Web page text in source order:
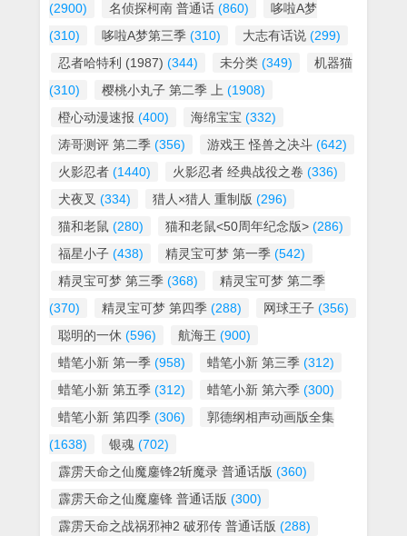
(2900)
名侦探柯南 普通话 (860)
哆啦A梦
(310)
哆啦A梦第三季 (310) 大志有话说 (299)
忍者哈特利 (1987) (344) 未分类 (349)
机器猫
(310)
樱桃小丸子 第二季 上 (1908)
橙心动漫速报 (400) 海绵宝宝 (332)
涛哥测评 第二季 (356) 游戏王 怪兽之决斗 (642)
火影忍者 (1440) 火影忍者 经典战役之卷 (336)
犬夜叉 (334) 猎人×猎人 重制版 (296)
猫和老鼠 (280) 猫和老鼠<50周年纪念版> (286)
福星小子 (438) 精灵宝可梦 第一季 (542)
精灵宝可梦 第三季 (368)
精灵宝可梦 第二季
(370)
精灵宝可梦 第四季 (288) 网球王子 (356)
聪明的一休 (596) 航海王 (900)
蜡笔小新 第一季 (958) 蜡笔小新 第三季 (312)
蜡笔小新 第五季 (312) 蜡笔小新 第六季 (300)
蜡笔小新 第四季 (306)
郭德纲相声动画版全集
(1638)
银魂 (702)
霹雳天命之仙魔鏖锋2斩魔录 普通话版 (360)
霹雳天命之仙魔鏖锋 普通话版 (300)
霹雳天命之战祸邪神2 破邪传 普通话版 (288)